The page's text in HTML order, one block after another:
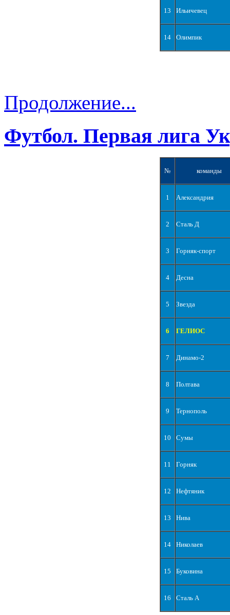
13 Ильичевец
14 Олимпик
Продолжение...
Футбол. Первая лига
№ команды
1 Александрия
2 Сталь Д
3 Горняк-спорт
4 Десна
5 Звезда
6 ГЕЛИОС
7 Динамо-2
8 Полтава
9 Тернополь
10 Сумы
11 Горняк
12 Нефтяник
13 Нива
14 Николаев
15 Буковина
16 Сталь А